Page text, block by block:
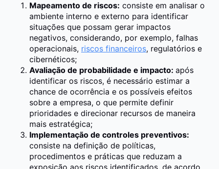
Mapeamento de riscos: consiste em analisar o
ambiente interno e externo para identificar
situações que possam gerar impactos
negativos, considerando, por exemplo, falhas
operacionais, riscos financeiros, regulatórios e
cibernéticos;
Avaliação de probabilidade e impacto: após
identificar os riscos, é necessário estimar a
chance de ocorrência e os possíveis efeitos
sobre a empresa, o que permite definir
prioridades e direcionar recursos de maneira
mais estratégica;
Implementação de controles preventivos:
consiste na definição de políticas,
procedimentos e práticas que reduzam a